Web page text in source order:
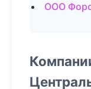
ООО